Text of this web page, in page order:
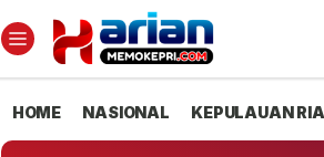
HOME NASIONAL KEPULAUAN